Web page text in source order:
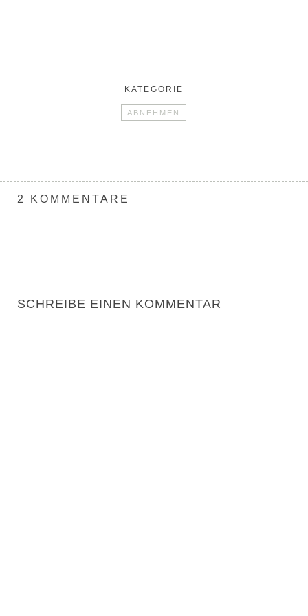
KATEGORIE
ABNEHMEN
2 KOMMENTARE
SCHREIBE EINEN KOMMENTAR